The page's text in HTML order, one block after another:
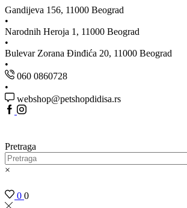
Gandijeva 156, 11000 Beograd
Narodnih Heroja 1, 11000 Beograd
Bulevar Zorana Đinđića 20, 11000 Beograd
060 0860728
webshop@petshopdidisa.rs
Pretraga
×
0 0